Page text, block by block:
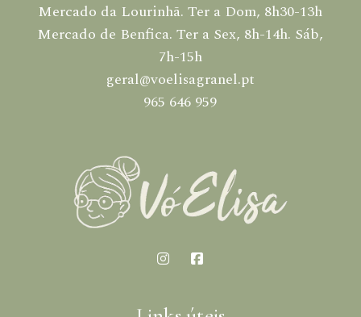
Mercado da Lourinhã. Ter a Dom, 8h30-13h
Mercado de Benfica. Ter a Sex, 8h-14h. Sáb,
7h-15h
geral@voelisagranel.pt
965 646 959